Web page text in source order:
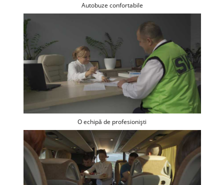
Autobuze confortabile
O echipă de profesioniști